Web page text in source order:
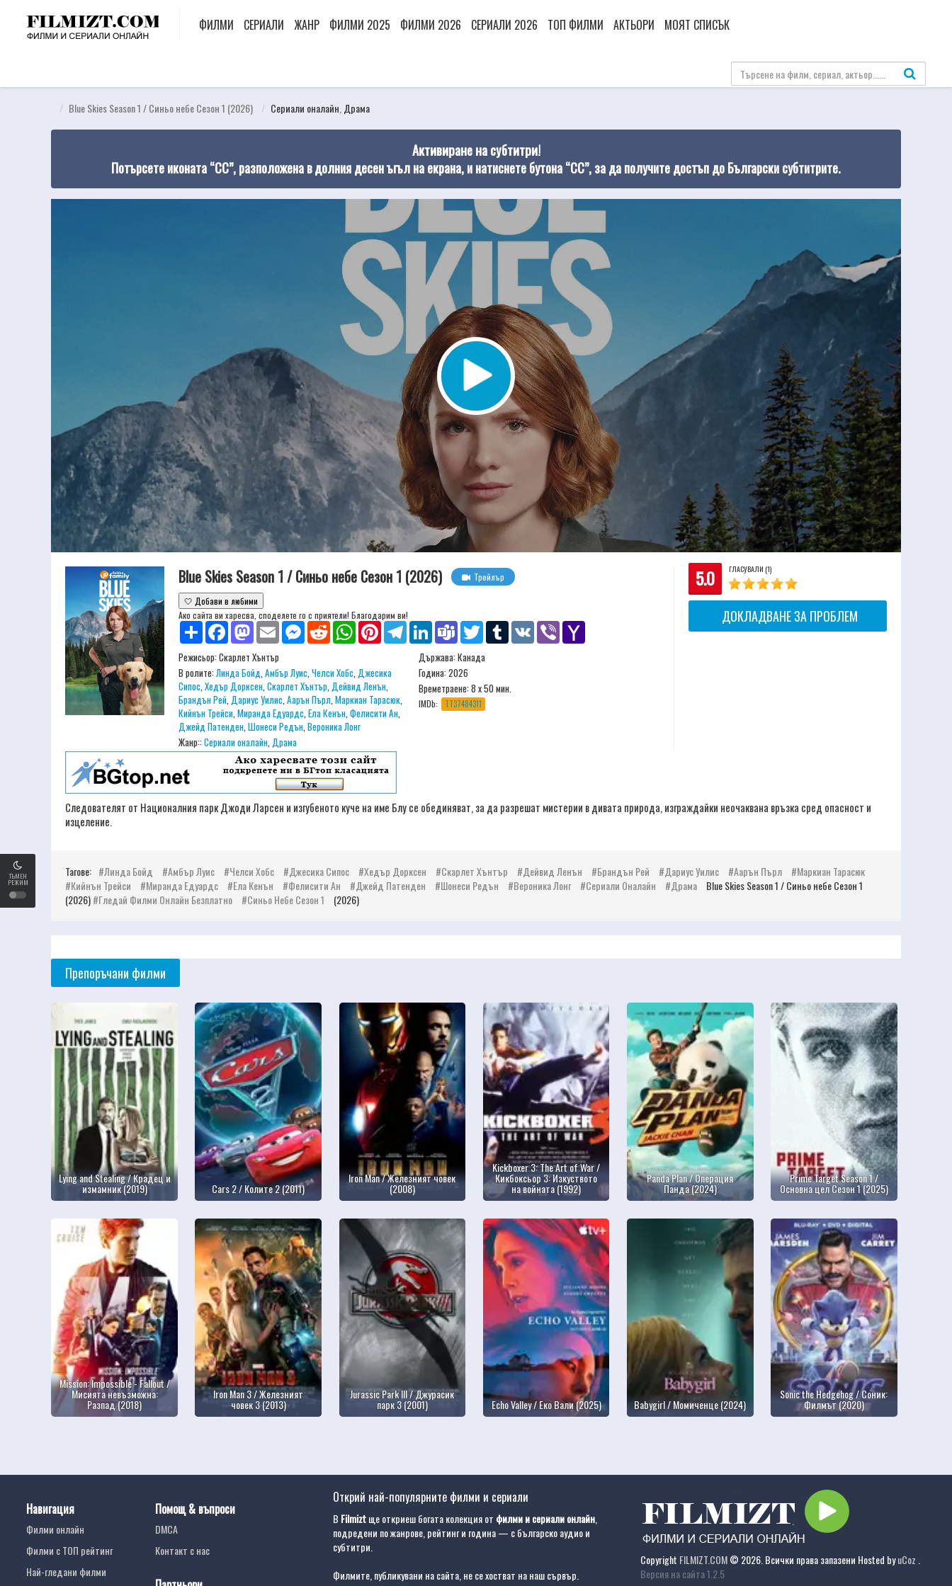
ТЪМЕН
РЕЖИМ
ФИЛМИ СЕРИАЛИ ЖАНР ФИЛМИ 2025 ФИЛМИ 2026 СЕРИАЛИ 2026 ТОП ФИЛМИ АКТЬОРИ МОЯТ СПИСЪК
Blue Skies Season 1 / Синьо небе Сезон 1 (2026) Сериали оналайн Драма
Активиране на субтитри!
Потърсете иконата “CC”, разположена в долния десен ъгъл на екрана, и натиснете бутона “CC”, за да получите достъп до Български субтитрите.
5.0 ГЛАСУВАЛИ (1)
ДОКЛАДВАНЕ ЗА ПРОБЛЕМ
Blue Skies Season 1 / Синьо небе Сезон 1 (2026)
Трейлър
🤍 Добави в любими
Ако сайта ви харесва, споделете го с приятели! Благодарим ви!
Share
FacebookMastodonEmail MessengerReddit WhatsAppPinterestTelegramLinkedIn Teams Twitter Tumblr VK Viber
Режисьор:Скарлет Хънтър
В ролите:Линда Бойд,Амбър Луис,Челси Хобс,Джесика
Сипос,Хедър Дорксен,Скарлет Хънтър,Дейвид Ленън,
Брандън Рей,Дариус Уилис,Аарън Пърл,Маркиан Тарасюк,
Кийнън Трейси,Миранда Едуардс,Ела Кенън,Фелисити Ан,
Джейд Патенден,Шонеси Редън,Вероника Лонг
Жанр::Сериали оналайн,Драма
Държава: Канада
Година: 2026
Времетраене:8 х 50 мин.
IMDb: TT37484311
Следователят от Националния парк Джоди Ларсен и изгубеното куче на име Блу се обединяват, за да разрешат мистерии в дивата природа, изграждайки неочаквана връзка сред опасност и
изцеление.
Тагове: Линда Бойд Амбър Луис Челси Хобс Джесика Сипос Хедър Дорксен Скарлет Хънтър Дейвид Ленън Брандън Рей Дариус Уилис Аарън Пърл
Маркиан Тарасюк
Кийнън Трейси
Миранда Едуардс Ела Кенън Фелисити Ан Джейд Патенден Шонеси Редън Вероника Лонг Сериали Оналайн Драма
Blue Skies Season 1 / Синьо небе Сезон 1
(2026) Гледай Филми Онлайн Безплатно Синьо Небе Сезон 1 (2026)
Препоръчани филми
Lying and Stealing / Крадец и
измамник (2019) Cars 2 / Колите 2 (2011)
Iron Man / Железният човек
(2008)
Kickboxer 3: The Art of War /
Кикбоксьор 3: Изкуството
на войната (1992)
Panda Plan / Операция
Панда (2024)
Prime Target Season 1 /
Основна цел Сезон 1 (2025)
Mission: Impossible - Fallout /
Мисията невъзможна:
Разпад (2018)
Iron Man 3 / Железният
човек 3 (2013)
Jurassic Park III / Джурасик
парк 3 (2001) Echo Valley / Еко Вали (2025) Babygirl / Момиченце (2024)
Sonic the Hedgehog / Соник:
Филмът (2020)
Навигация
Филми онлайн
Филми с ТОП рейтинг
Най-гледани филми
Помощ & въпроси
DMCA
Контакт с нас
Открий най-популярните филми и сериали
В Filmiztще откриеш богата колекция от филми и сериали онлайн
подредени по жанрове, рейтинг и година — с българско аудио и
субтитри.
Филмите, публикувани на сайта, не се хостват на наш сървър.
Copyright FILMIZT.COM© 2026. Всички права запазени Hosted byuCoz
Версия на сайта 1.2.5